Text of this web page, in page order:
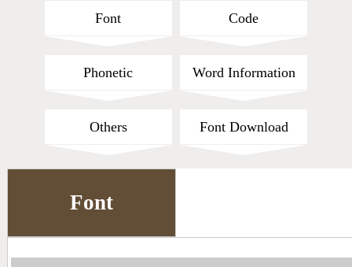
Cang-Jie Query
CNS Query
Font Code
Phonetic Word Information
Others Font Download
Font